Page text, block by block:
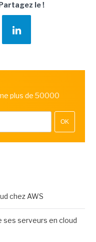
Partagez le !
plus de 50000
OK
chez AWS
serveurs en cloud